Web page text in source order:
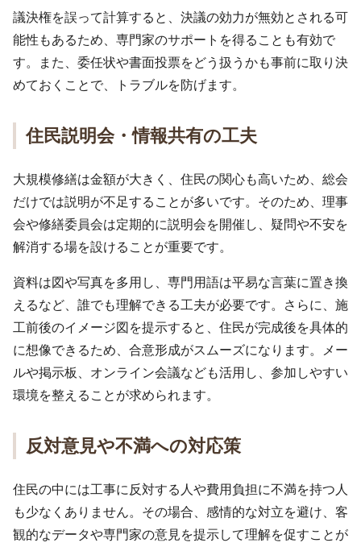
議決権を誤って計算すると、決議の効力が無効とされる可
能性もあるため、専門家のサポートを得ることも有効で
す。また、委任状や書面投票をどう扱うかも事前に取り決
めておくことで、トラブルを防げます。
住民説明会・情報共有の工夫
大規模修繕は金額が大きく、住民の関心も高いため、総会
だけでは説明が不足することが多いです。そのため、理事
会や修繕委員会は定期的に説明会を開催し、疑問や不安を
解消する場を設けることが重要です。
資料は図や写真を多用し、専門用語は平易な言葉に置き換
えるなど、誰でも理解できる工夫が必要です。さらに、施
工前後のイメージ図を提示すると、住民が完成後を具体的
に想像できるため、合意形成がスムーズになります。メー
ルや掲示板、オンライン会議なども活用し、参加しやすい
環境を整えることが求められます。
反対意見や不満への対応策
住民の中には工事に反対する人や費用負担に不満を持つ人
も少なくありません。その場合、感情的な対立を避け、客
観的なデータや専門家の意見を提示して理解を促すことが